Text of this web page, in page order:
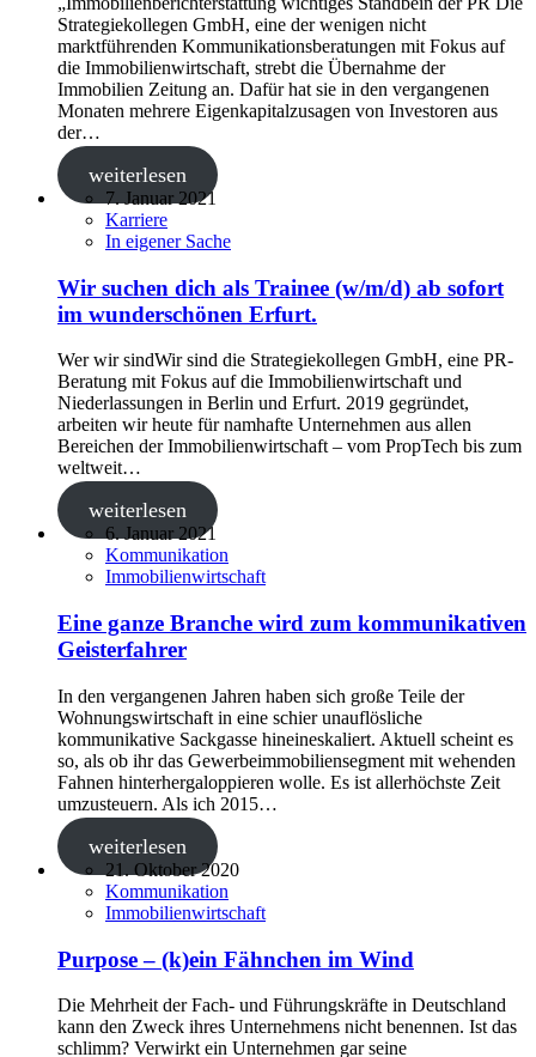
Strategiekollegen GmbH, eine der wenigen nicht
marktführenden Kommunikationsberatungen mit Fokus auf
die Immobilienwirtschaft, strebt die Übernahme der
Immobilien Zeitung an. Dafür hat sie in den vergangenen
Monaten mehrere Eigenkapitalzusagen von Investoren aus
der…
weiterlesen
7. Januar 2021
Karriere
In eigener Sache
Wir suchen dich als Trainee (w/m/d) ab sofort
im wunderschönen Erfurt.
Wer wir sindWir sind die Strategiekollegen GmbH, eine PR-
Beratung mit Fokus auf die Immobilienwirtschaft und
Niederlassungen in Berlin und Erfurt. 2019 gegründet,
arbeiten wir heute für namhafte Unternehmen aus allen
Bereichen der Immobilienwirtschaft – vom PropTech bis zum
weltweit…
weiterlesen
6. Januar 2021
Kommunikation
Immobilienwirtschaft
Eine ganze Branche wird zum kommunikativen
Geisterfahrer
In den vergangenen Jahren haben sich große Teile der
Wohnungswirtschaft in eine schier unauflösliche
kommunikative Sackgasse hineineskaliert. Aktuell scheint es
so, als ob ihr das Gewerbeimmobiliensegment mit wehenden
Fahnen hinterhergaloppieren wolle. Es ist allerhöchste Zeit
umzusteuern. Als ich 2015…
weiterlesen
21. Oktober 2020
Kommunikation
Immobilienwirtschaft
Purpose – (k)ein Fähnchen im Wind
Die Mehrheit der Fach- und Führungskräfte in Deutschland
kann den Zweck ihres Unternehmens nicht benennen. Ist das
schlimm? Verwirkt ein Unternehmen gar seine